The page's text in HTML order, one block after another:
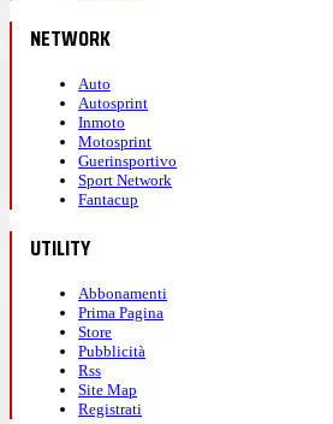
NETWORK
Auto
Autosprint
Inmoto
Motosprint
Guerinsportivo
Sport Network
Fantacup
UTILITY
Abbonamenti
Prima Pagina
Store
Pubblicità
Rss
Site Map
Registrati